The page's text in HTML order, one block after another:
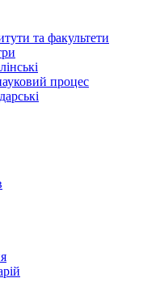
та факультети
процес